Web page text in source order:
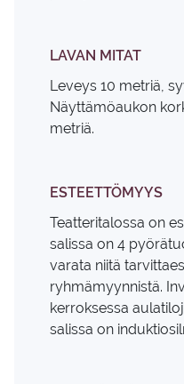
LAVAN MITAT
Leveys 10 metriä,
Näyttämöaukon
metriä.
ESTEETTÖMYYS
Teatteritalossa on
salissa on 4
varata niitä
ryhmämyynnistä.
kerroksessa
salissa on